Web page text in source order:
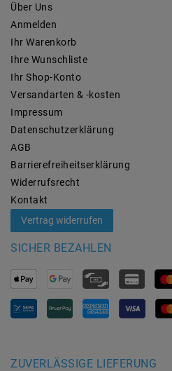
Über Uns
Anmelden
Ihr Warenkorb
Ihre Wunschliste
Ihr Shop-Konto
Versandarten & -kosten
Impressum
Daten­schutz­erklärung
AGB
Barrierefreiheitserklärung
Widerrufs­recht
Kontakt
Vertrag widerrufen
SICHER BEZAHLEN
ZUVERLÄSSIGE LIEFERUNG